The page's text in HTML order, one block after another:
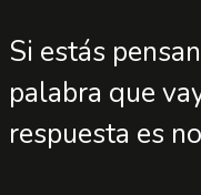
Si estás
palabra que
respuesta es